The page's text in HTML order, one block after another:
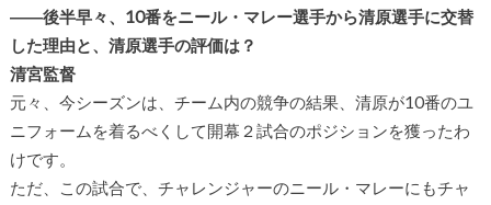
――後半早々、10番をニール・マレー選手から清原選手に交替
した理由と、清原選手の評価は？
清宮監督
元々、今シーズンは、チーム内の競争の結果、清原が10番のユ
ニフォームを着るべくして開幕２試合のポジションを獲ったわ
けです。
ただ、この試合で、チャレンジャーのニール・マレーにもチャ